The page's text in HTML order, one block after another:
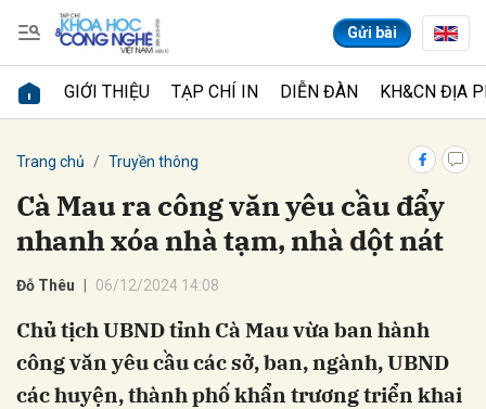
Gửi bài
GIỚI THIỆU TẠP CHÍ IN DIỄN ĐÀN KH&CN ĐỊA
Trang chủ Truyền thông
Cà Mau ra công văn yêu cầu đẩy
nhanh xóa nhà tạm, nhà dột nát
Đỗ Thêu 06/12/2024 14:08
Chủ tịch UBND tỉnh Cà Mau vừa ban hành
công văn yêu cầu các sở, ban, ngành, UBND
các huyện, thành phố khẩn trương triển khai
Gửi bình luận
Hủy Gửi